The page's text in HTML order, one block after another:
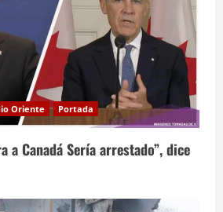
Oriente Portada
a Canadá Sería arrestado”, dice